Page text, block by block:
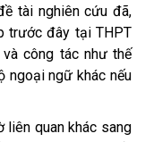
tài nghiên cứu đã,
trước đây tại THPT
công tác như thế
ngoại ngữ khác nếu
liên quan khác sang